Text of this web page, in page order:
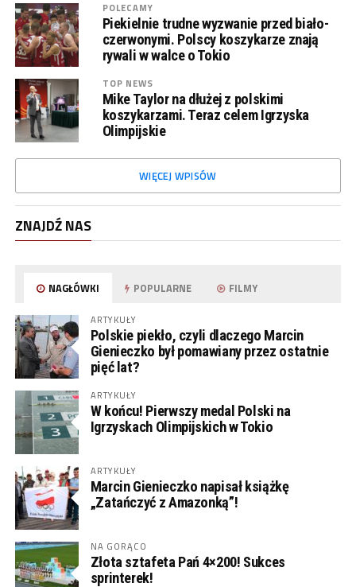
POLECAMY
Piekielnie trudne wyzwanie przed biało-
czerwonymi. Polscy koszykarze znają
rywali w walce o Tokio
TOP NEWS
Mike Taylor na dłużej z polskimi
koszykarzami. Teraz celem Igrzyska
Olimpijskie
WIĘCEJ WPISÓW
ZNAJDŹ NAS
NAGŁÓWKI POPULARNE FILMY
ARTYKUŁY
Polskie piekło, czyli dlaczego Marcin
Gienieczko był pomawiany przez ostatnie
pięć lat?
ARTYKUŁY
W końcu! Pierwszy medal Polski na
Igrzyskach Olimpijskich w Tokio
ARTYKUŁY
Marcin Gienieczko napisał książkę
„Zatańczyć z Amazonką”!
NA GORĄCO
Złota sztafeta Pań 4×200! Sukces
sprinterek!